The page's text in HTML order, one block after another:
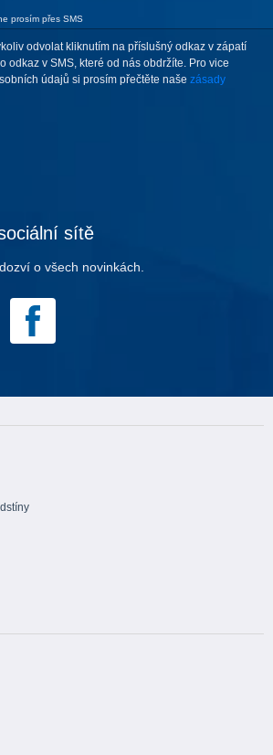
prosím přes SMS
odvolat kliknutím na příslušný odkaz v zápatí
odkaz v SMS, které od nás obdržíte. Pro vice
údajů si prosím přečtěte naše zásady
sítě
o všech novinkách.